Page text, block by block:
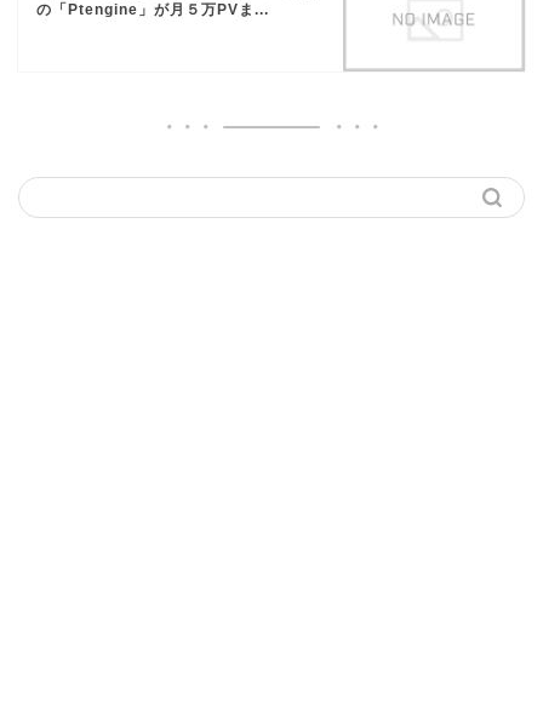
の「Ptengine」が月５万PVま...